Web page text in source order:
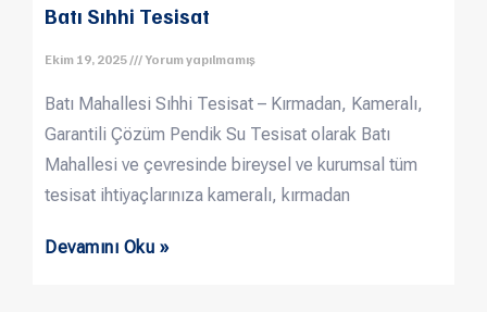
Batı Sıhhi Tesisat
Ekim 19, 2025 Yorum yapılmamış
Batı Mahallesi Sıhhi Tesisat – Kırmadan, Kameralı,
Garantili Çözüm Pendik Su Tesisat olarak Batı
Mahallesi ve çevresinde bireysel ve kurumsal tüm
tesisat ihtiyaçlarınıza kameralı, kırmadan
Devamını Oku »